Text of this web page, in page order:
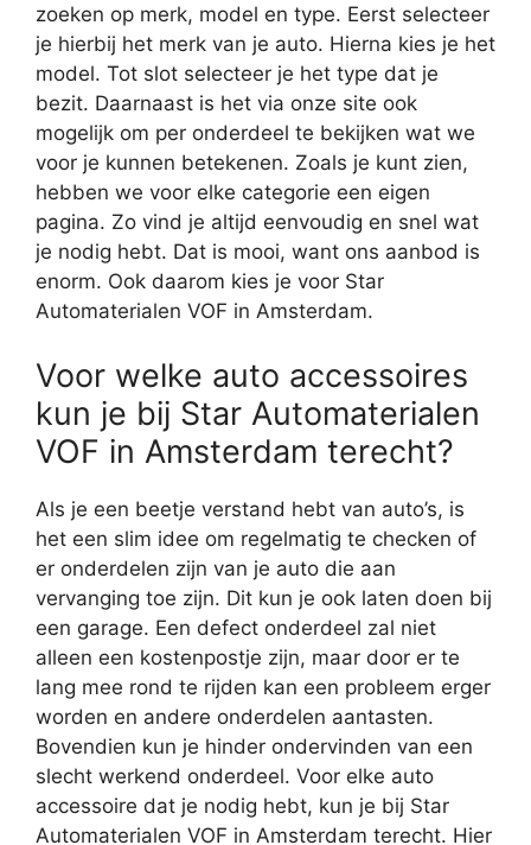
zoeken op merk, model en type. Eerst selecteer
je hierbij het merk van je auto. Hierna kies je het
model. Tot slot selecteer je het type dat je
bezit. Daarnaast is het via onze site ook
mogelijk om per onderdeel te bekijken wat we
voor je kunnen betekenen. Zoals je kunt zien,
hebben we voor elke categorie een eigen
pagina. Zo vind je altijd eenvoudig en snel wat
je nodig hebt. Dat is mooi, want ons aanbod is
enorm. Ook daarom kies je voor Star
Automaterialen VOF in Amsterdam.
Voor welke auto accessoires
kun je bij Star Automaterialen
VOF in Amsterdam terecht?
Als je een beetje verstand hebt van auto’s, is
het een slim idee om regelmatig te checken of
er onderdelen zijn van je auto die aan
vervanging toe zijn. Dit kun je ook laten doen bij
een garage. Een defect onderdeel zal niet
alleen een kostenpostje zijn, maar door er te
lang mee rond te rijden kan een probleem erger
worden en andere onderdelen aantasten.
Bovendien kun je hinder ondervinden van een
slecht werkend onderdeel. Voor elke auto
accessoire dat je nodig hebt, kun je bij Star
Automaterialen VOF in Amsterdam terecht. Hier